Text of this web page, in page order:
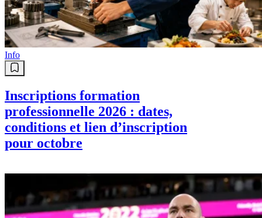
Info
Inscriptions formation
professionnelle 2026 : dates,
conditions et lien d’inscription